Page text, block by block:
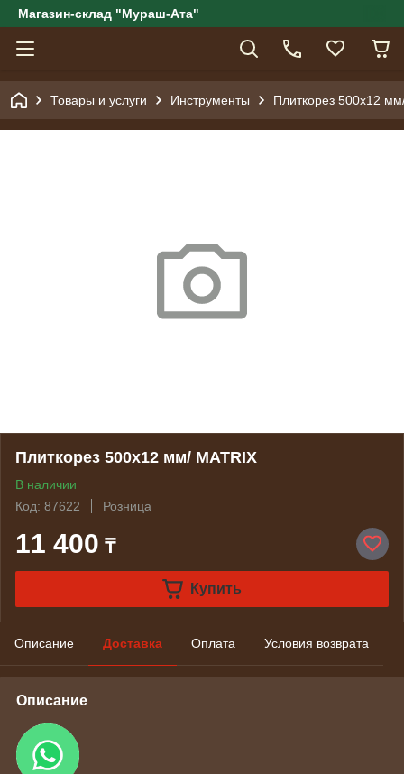
Магазин-склад "Мураш-Ата"
Товары и услуги Инструменты Плиткорез 500х12
Плиткорез 500х12 мм/ MATRIX
В наличии
Код: 87622
Розница
11 400 ₸
Купить
Описание Доставка Оплата Условия возврата
Описание